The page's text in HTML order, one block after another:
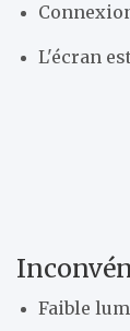
L'écran
Faible